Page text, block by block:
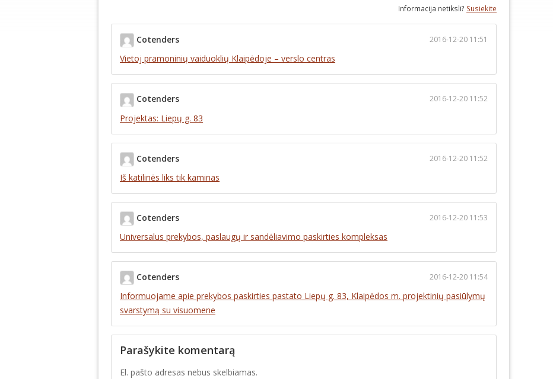
Informacija netiksli? Susiekite
2016-12-20 11:51
Cotenders
Vietoj pramoninių vaiduoklių Klaipėdoje – verslo centras
2016-12-20 11:52
Cotenders
Projektas: Liepų g. 83
2016-12-20 11:52
Cotenders
Iš katilinės liks tik kaminas
2016-12-20 11:53
Cotenders
Universalus prekybos, paslaugų ir sandėliavimo paskirties kompleksas
2016-12-20 11:54
Cotenders
Informuojame apie prekybos paskirties pastato Liepų g. 83, Klaipėdos m. projektinių pasiūlymų
svarstymą su visuomene
Parašykite komentarą
El. pašto adresas nebus skelbiamas.